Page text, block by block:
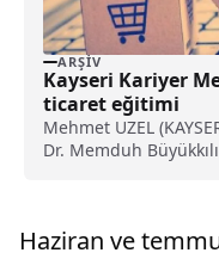
ARŞIV
Kayseri Kariyer
ticaret eğitimi
Mehmet UZEL
Dr. Memduh
Haziran ve